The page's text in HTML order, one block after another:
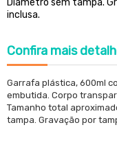
Diâmetro sem tampa.
inclusa.
Confira mais
Garrafa plástica, 600ml
embutida. Corpo
Tamanho total
tampa. Gravação por